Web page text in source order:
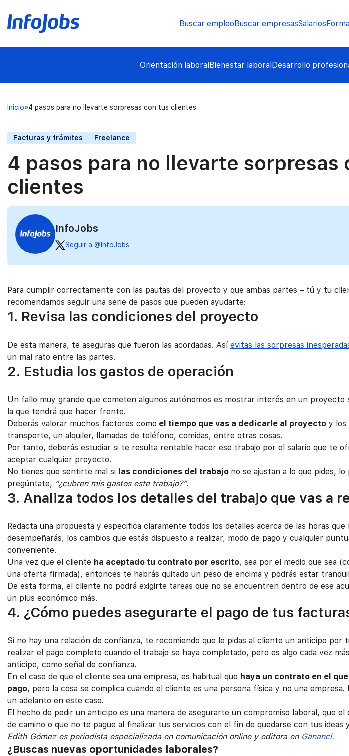
Buscar empleoBuscar empresasSalarios
Orientación laboralBienestar laboralDesarrollo
Inicio 4 pasos para no llevarte sorpresas con tus clientes
Facturas y trámites Freelance
4 pasos para no llevarte sorpresas
clientes
InfoJobs
Seguir a @InfoJobs
Para cumplir correctamente con las pautas del proyecto y que ambas partes – tú y tu
recomendamos seguir una serie de pasos que pueden ayudarte:
1. Revisa las condiciones del proyecto
De esta manera, te aseguras que fueron las acordadas. Así evitas las sorpresas
un mal rato entre las partes.
2. Estudia los gastos de operación
Un fallo muy grande que cometen algunos autónomos es mostrar interés en un proyecto
la que tendrá que hacer frente.
Deberás valorar muchos factores como el tiempo que vas a dedicarle al proyecto y los
transporte, un alquiler, llamadas de teléfono, comidas, entre otras cosas.
Por tanto, deberás estudiar si te resulta rentable hacer ese trabajo por el salario que te
aceptar cualquier proyecto.
No tienes que sentirte mal si las condiciones del trabajo no se ajustan a lo que pides,
pregúntate, “¿cubren mis gastos este trabajo?”.
3. Analiza todos los detalles del trabajo que vas a
Redacta una propuesta y especifica claramente todos los detalles acerca de las horas que
desempeñarás, los cambios que estás dispuesto a realizar, modo de pago y cualquier
conveniente.
Una vez que el cliente ha aceptado tu contrato por escrito, sea por el medio que sea
una oferta firmada), entonces te habrás quitado un peso de encima y podrás estar
De esta forma, el cliente no podrá exigirte tareas que no se encuentren dentro de ese
un plus económico más.
4. ¿Cómo puedes asegurarte el pago de tus
Si no hay una relación de confianza, te recomiendo que le pidas al cliente un anticipo por
realizar el pago completo cuando el trabajo se haya completado, pero es algo cada vez
anticipo, como señal de confianza.
En el caso de que el cliente sea una empresa, es habitual que haya un contrato en el
pago, pero la cosa se complica cuando el cliente es una persona física y no una empresa.
un adelanto en este caso.
El hecho de pedir un anticipo es una manera de asegurarte un compromiso laboral, que
de camino o que no te pague al finalizar tus servicios con el fin de quedarse con tus ideas
Edith Gómez es periodista especializada en comunicación online y editora en Gananci.
¿Buscas nuevas oportunidades laborales?